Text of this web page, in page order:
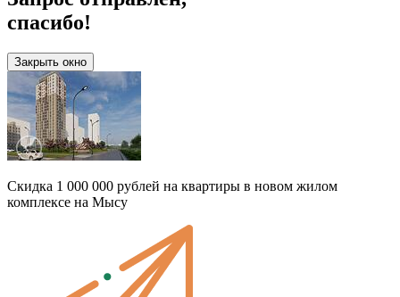
спасибо!
Закрыть окно
Скидка 1 000 000 рублей на квартиры в новом жилом
комплексе на Мысу